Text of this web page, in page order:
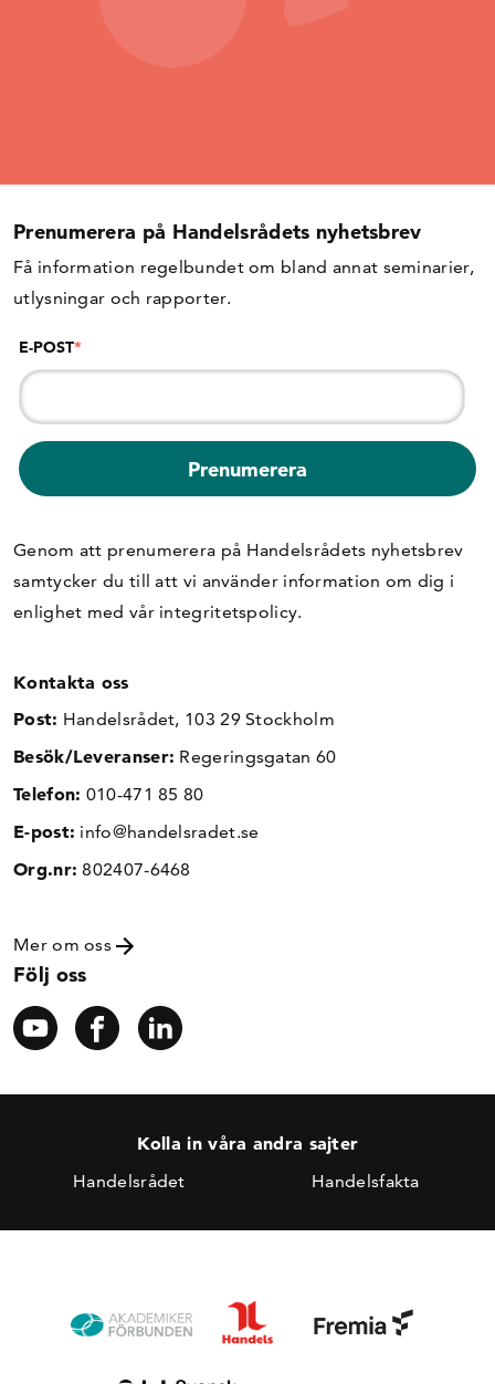
Prenumerera på Handelsrådets nyhetsbrev
Få information regelbundet om bland annat seminarier,
utlysningar och rapporter.
E-POST*
Genom att prenumerera på Handelsrådets nyhetsbrev
samtycker du till att vi använder information om dig i
enlighet med vår integritetspolicy.
Kontakta oss
Post: Handelsrådet, 103 29 Stockholm
Besök/Leveranser: Regeringsgatan 60
Telefon: 010-471 85 80
E-post: info@handelsradet.se
Org.nr: 802407-6468
Mer om oss
Följ oss
Kolla in våra andra sajter
Handelsrådet Handelsfakta